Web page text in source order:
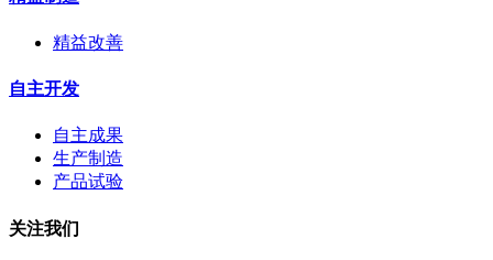
精益改善
自主开发
自主成果
生产制造
产品试验
关注我们